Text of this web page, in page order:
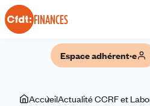
Panneau de gestion des cookies
FINANCES
Espace adhérent·e
VousAccueilActualité CCRF et